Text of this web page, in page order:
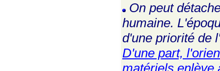
On peut
humaine.
d'une priorité de
D'une part,
matériels enlève